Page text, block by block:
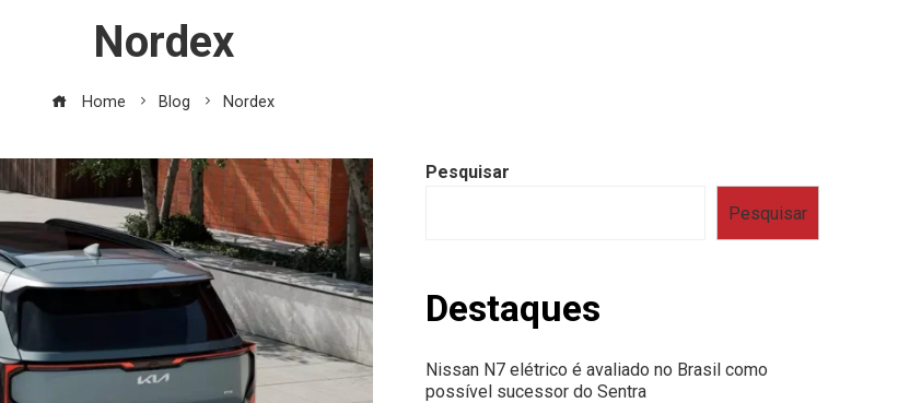
Nordex
Home Blog Nordex
Pesquisar
Pesquisar
Destaques
Nissan N7 elétrico é avaliado no Brasil como
possível sucessor do Sentra